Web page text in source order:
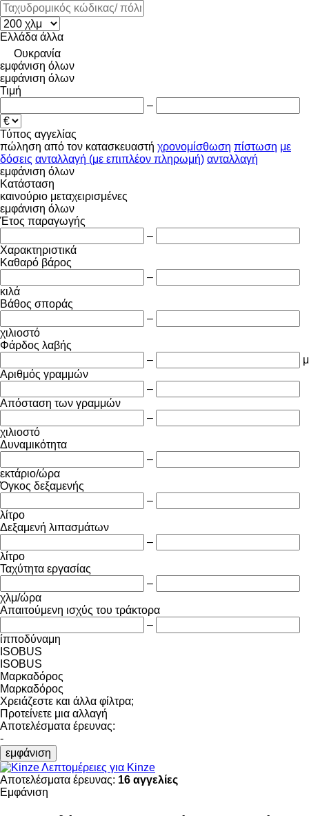
Ελλάδα άλλα
Ουκρανία
εμφάνιση όλων
εμφάνιση όλων
Τιμή
–
Τύπος αγγελίας
πώληση από τον κατασκευαστή χρονομίσθωση πίστωση με
δόσεις ανταλλαγή (με επιπλέον πληρωμή) ανταλλαγή
εμφάνιση όλων
Κατάσταση
καινούριο μεταχειρισμένες
εμφάνιση όλων
Έτος παραγωγής
–
Χαρακτηριστικά
Καθαρό βάρος
–
κιλά
Βάθος σποράς
–
χιλιοστό
Φάρδος λαβής
–
μ
Αριθμός γραμμών
–
Απόσταση των γραμμών
–
χιλιοστό
Δυναμικότητα
–
εκτάριο/ώρα
Όγκος δεξαμενής
–
λίτρο
Δεξαμενή λιπασμάτων
–
λίτρο
Ταχύτητα εργασίας
–
χλμ/ώρα
Απαιτούμενη ισχύς του τράκτορα
–
ίπποδύναμη
ISOBUS
ISOBUS
Μαρκαδόρος
Μαρκαδόρος
Χρειάζεστε και άλλα φίλτρα;
Προτείνετε μια αλλαγή
Αποτελέσματα έρευνας:
-
εμφάνιση
Λεπτομέρειες για Kinze
Αποτελέσματα έρευνας: 16 αγγελίες
Εμφάνιση